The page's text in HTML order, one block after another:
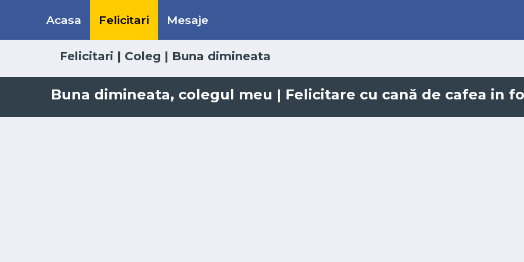
Acasa Felicitari Mesaje
Felicitari | Coleg | Buna dimineata
Buna dimineata, colegul meu | Felicitare cu cană de cafea in